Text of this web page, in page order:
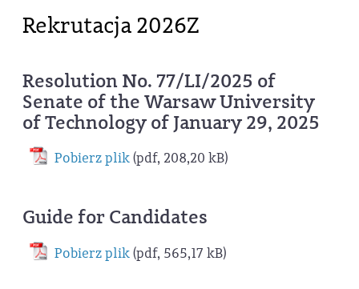
Rekrutacja 2026Z
Resolution No. 77/LI/2025 of
Senate of the Warsaw University
of Technology of January 29, 2025
Pobierz plik(pdf, 208,20 kB)
Guide for Candidates
Pobierz plik(pdf, 565,17 kB)